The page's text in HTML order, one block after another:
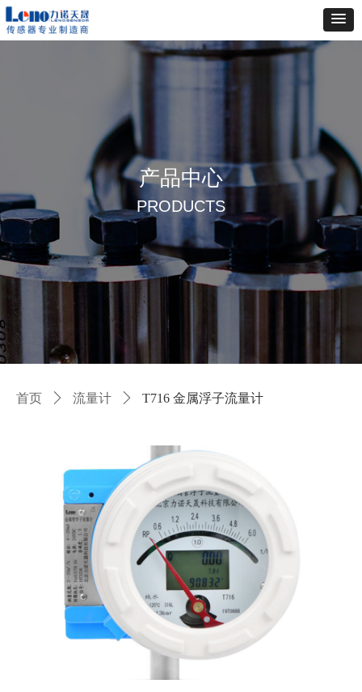
首页 ꄲ 流量计 ꄲ T716 金属浮子流量计
产品中心
PRODUCTS